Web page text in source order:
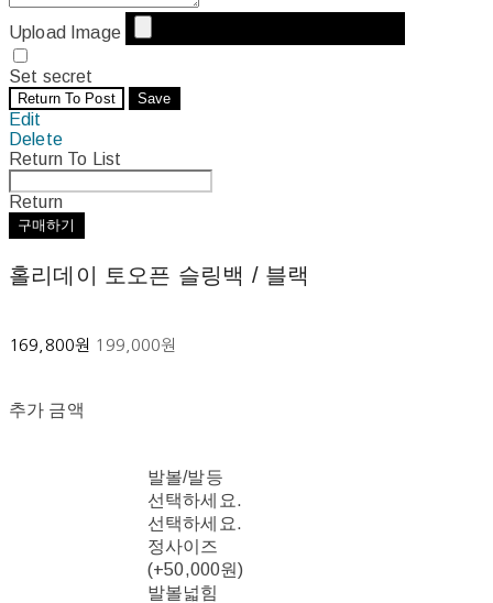
Upload Image
Set secret
Return To Post Save
Edit
Delete
Return To List
Return
구매하기
홀리데이 토오픈 슬링백 / 블랙
169,800원 199,000원
추가 금액
발볼/발등
선택하세요.
선택하세요.
정사이즈
(+50,000원)
발볼넓힘